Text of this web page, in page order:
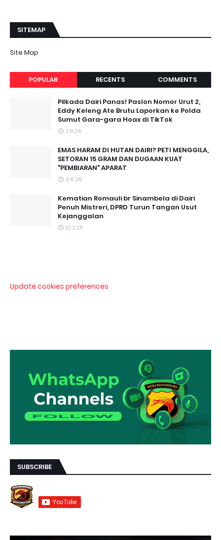
SITEMAP
Site Map
POPULAR RECENTS COMMENTS
Pilkada Dairi Panas! Paslon Nomor Urut 2,
Eddy Keleng Ate Brutu Laporkan ke Polda
Sumut Gara-gara Hoax di TikTok
2.11.24
EMAS HARAM DI HUTAN DAIRI? PETI MENGGILA,
SETORAN 15 GRAM DAN DUGAAN KUAT
"PEMBIARAN" APARAT
3.6.26
Kematian Romauli br Sinambela di Dairi
Penuh Mistreri, DPRD Turun Tangan Usut
Kejanggalan
10.2.25
Update cookies preferences
SUBSCRIBE